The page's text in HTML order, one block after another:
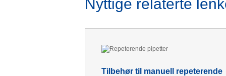
Nyttige relaterte
Tilbehør til manuell repeterende